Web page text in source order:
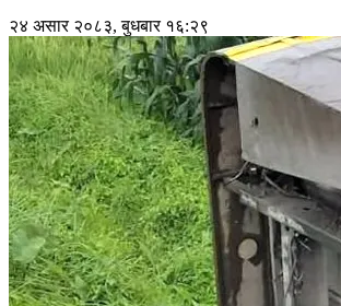
२४ असार २०८३, बुधबार १६:२९